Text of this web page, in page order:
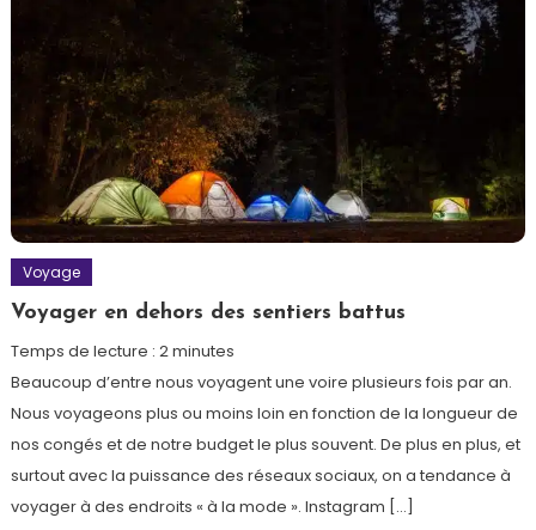
Voyage
Voyager en dehors des sentiers battus
Temps de lecture : 2minutes
Beaucoup d’entre nous voyagent une voire plusieurs fois par an.
Nous voyageons plus ou moins loin en fonction de la longueur de
nos congés et de notre budget le plus souvent. De plus en plus, et
surtout avec la puissance des réseaux sociaux, on a tendance à
voyager à des endroits « à la mode ». Instagram […]